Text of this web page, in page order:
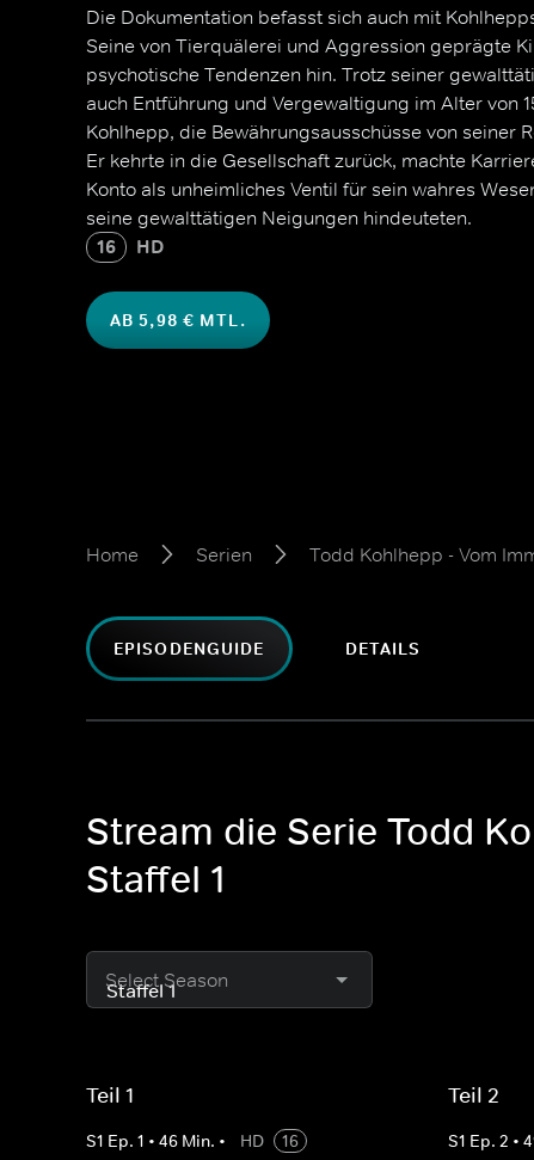
Die Dokumentation befasst sich auch mit
Seine von Tierquälerei und Aggression geprägte
psychotische Tendenzen hin. Trotz seiner
auch Entführung und Vergewaltigung im Alter von
Kohlhepp, die Bewährungsausschüsse von seiner
Er kehrte in die Gesellschaft zurück, machte
Konto als unheimliches Ventil für sein wahres
seine gewalttätigen Neigungen hindeuteten.
16 HD
AB 5,98 € MTL.
Home Serien Todd Kohlhepp - Vom
EPISODENGUIDE DETAILS
Stream die Serie Todd
Staffel 1
Select Season
Teil 1
S1 Ep. 1 • 46 Min. • HD
16
Teil 2
S1 Ep.2 •